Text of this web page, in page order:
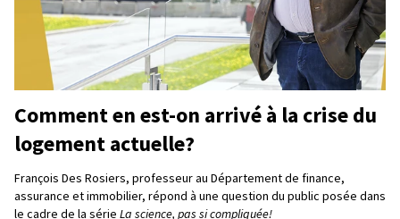
Comment en est-on arrivé à la crise du
logement actuelle?
François Des Rosiers, professeur au Département de finance,
assurance et immobilier, répond à une question du public posée dans
le cadre de la série La science, pas si compliquée!